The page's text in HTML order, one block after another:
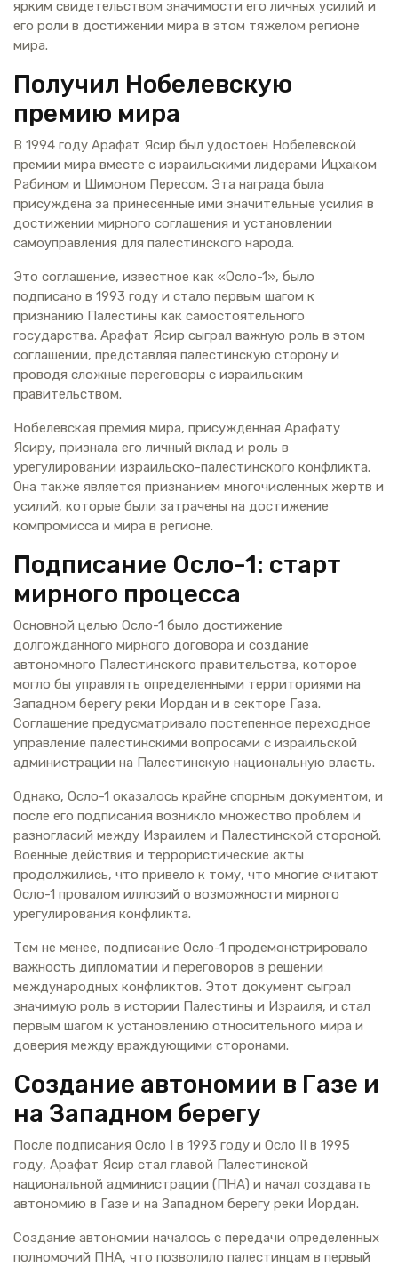
ярким свидетельством значимости его личных усилий и
его роли в достижении мира в этом тяжелом регионе
мира.
Получил Нобелевскую
премию мира
В 1994 году Арафат Ясир был удостоен Нобелевской
премии мира вместе с израильскими лидерами Ицхаком
Рабином и Шимоном Пересом. Эта награда была
присуждена за принесенные ими значительные усилия в
достижении мирного соглашения и установлении
самоуправления для палестинского народа.
Это соглашение, известное как «Осло-1», было
подписано в 1993 году и стало первым шагом к
признанию Палестины как самостоятельного
государства. Арафат Ясир сыграл важную роль в этом
соглашении, представляя палестинскую сторону и
проводя сложные переговоры с израильским
правительством.
Нобелевская премия мира, присужденная Арафату
Ясиру, признала его личный вклад и роль в
урегулировании израильско-палестинского конфликта.
Она также является признанием многочисленных жертв и
усилий, которые были затрачены на достижение
компромисса и мира в регионе.
Подписание Осло-1: старт
мирного процесса
Основной целью Осло-1 было достижение
долгожданного мирного договора и создание
автономного Палестинского правительства, которое
могло бы управлять определенными территориями на
Западном берегу реки Иордан и в секторе Газа.
Соглашение предусматривало постепенное переходное
управление палестинскими вопросами с израильской
администрации на Палестинскую национальную власть.
Однако, Осло-1 оказалось крайне спорным документом, и
после его подписания возникло множество проблем и
разногласий между Израилем и Палестинской стороной.
Военные действия и террористические акты
продолжились, что привело к тому, что многие считают
Осло-1 провалом иллюзий о возможности мирного
урегулирования конфликта.
Тем не менее, подписание Осло-1 продемонстрировало
важность дипломатии и переговоров в решении
международных конфликтов. Этот документ сыграл
значимую роль в истории Палестины и Израиля, и стал
первым шагом к установлению относительного мира и
доверия между враждующими сторонами.
Создание автономии в Газе и
на Западном берегу
После подписания Осло I в 1993 году и Осло II в 1995
году, Арафат Ясир стал главой Палестинской
национальной администрации (ПНА) и начал создавать
автономию в Газе и на Западном берегу реки Иордан.
Создание автономии началось с передачи определенных
полномочий ПНА, что позволило палестинцам в первый